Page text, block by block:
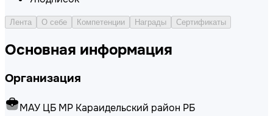
Лента О себе Компетенции Награды Сертификаты
Основная информация
Организация
МАУ ЦБ МР Караидельский район РБ